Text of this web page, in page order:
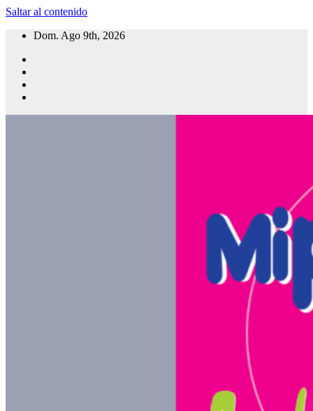
Saltar al contenido
Dom. Ago 9th, 2026